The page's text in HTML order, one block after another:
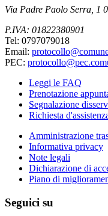
Via Padre Paolo Serra, 1
P.IVA: 01822380901
Tel: 0797079018
Email:
PEC:
Leggi le FAQ
Prenotazione
Segnalazione
Richiesta
Amministrazione
Informativa privacy
Note legali
Dichiarazione di
Piano di
Seguici su